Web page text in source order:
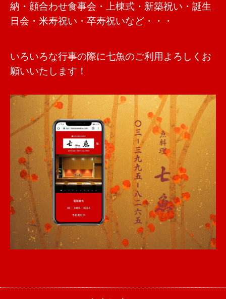
納・顔合わせ食事会・上棟式・新築祝い・誕生
日会・米寿祝い・卒寿祝いなど・・・
いろいろな行事の際に七魚のご利用よろしくお
願いいたします！